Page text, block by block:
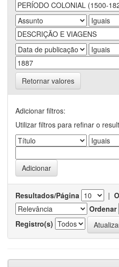
Retornar valores
Adicionar filtros:
Utilizar filtros para refinar o
Resultados/Página |
Ordenar
Registro(s)